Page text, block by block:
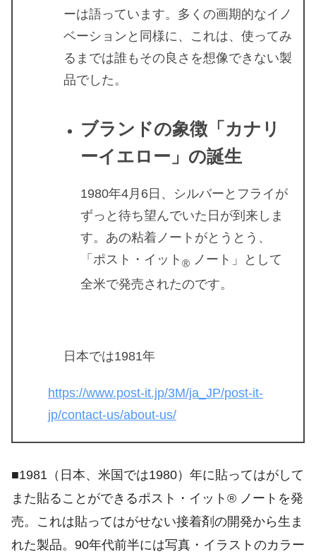
ーは語っています。多くの画期的なイノ
ベーションと同様に、これは、使ってみ
るまでは誰もその良さを想像できない製
品でした。
ブランドの象徴「カナリ
ーイエロー」の誕生
1980年4月6日、シルバーとフライが
ずっと待ち望んでいた日が到来しま
す。あの粘着ノートがとうとう、
「ポスト・イット ®ノート」として
全米で発売されたのです。
日本では1981年
https://www.post-it.jp/3M/ja_JP/post-it-
jp/contact-us/about-us/
■1981（日本、米国では1980）年に貼ってはがして
また貼ることができるポスト・イット® ノートを発
売。これは貼ってはがせない接着剤の開発から生ま
れた製品。90年代前半には写真・イラストのカラー